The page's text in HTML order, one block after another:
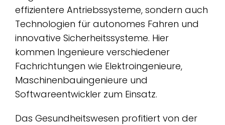
effizientere Antriebssysteme, sondern auch
Technologien für autonomes Fahren und
innovative Sicherheitssysteme. Hier
kommen Ingenieure verschiedener
Fachrichtungen wie Elektroingenieure,
Maschinenbauingenieure und
Softwareentwickler zum Einsatz.
Das Gesundheitswesen profitiert von der